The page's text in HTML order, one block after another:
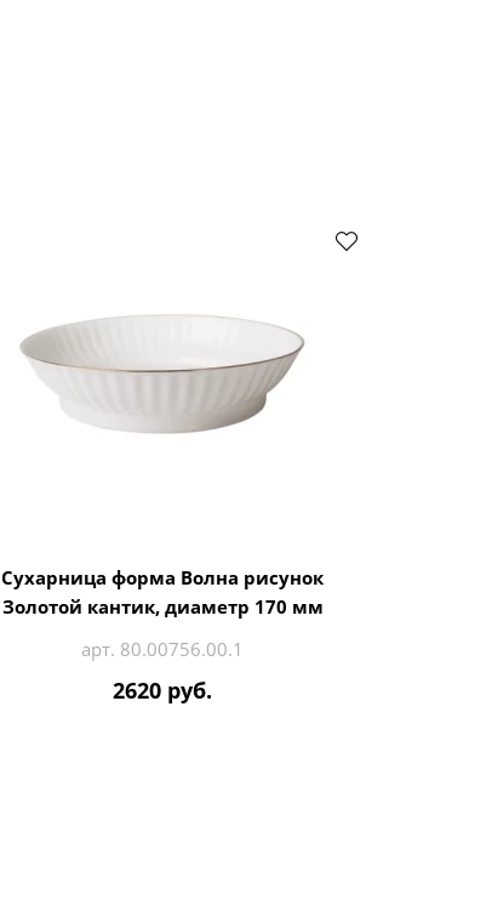
Сухарница форма Волна рисунок
Золотой кантик, диаметр 170 мм
арт. 80.00756.00.1
2620 руб.